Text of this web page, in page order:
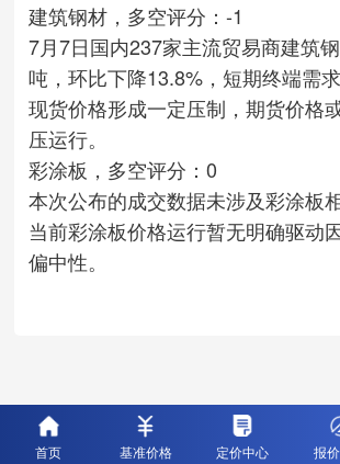
建筑钢材，多空评分：-1
7月7日国内237家主流贸易商建筑
吨，环比下降13.8%，短期终端需
现货价格形成一定压制，期货价格
压运行。
彩涂板，多空评分：0
本次公布的成交数据未涉及彩涂板
当前彩涂板价格运行暂无明确驱动
偏中性。
首页 基准价格 定价中心 报